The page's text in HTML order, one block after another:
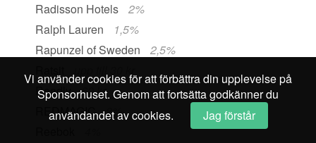
Radisson Hotels
2%
Ralph Lauren
1,5%
Rapunzel of Sweden
2,5%
Readly 60 kr
REDMAGIC 2%
Vi använder cookies för att förbättra din upplevelse på
Sponsorhuset. Genom att fortsätta godkänner du
användandet av cookies.
Jag förstår